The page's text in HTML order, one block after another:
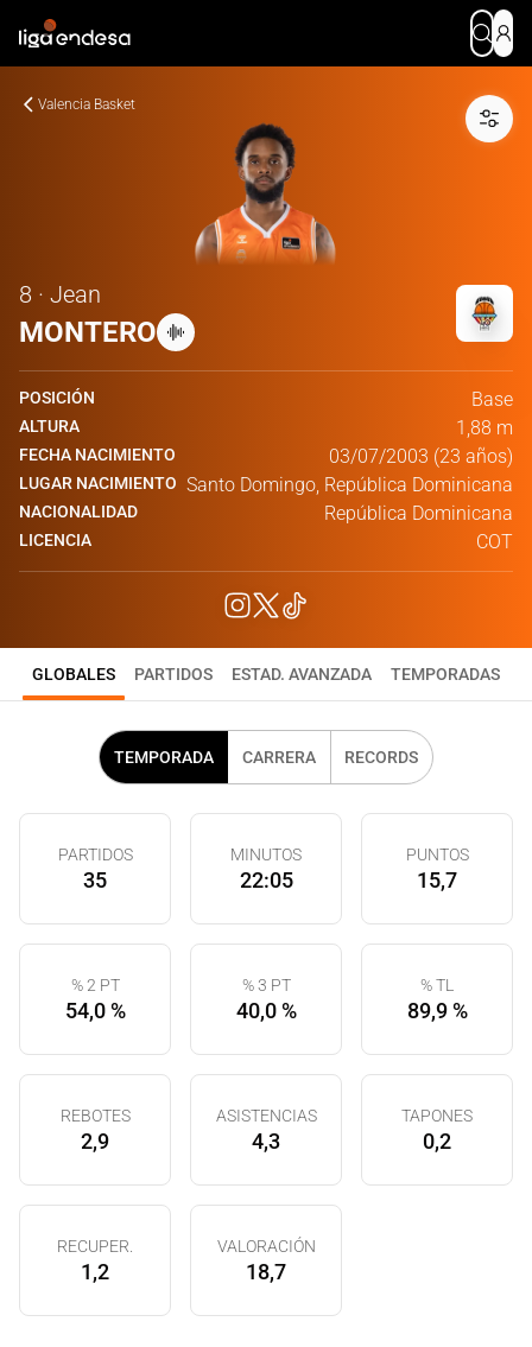
Valencia Basket
8 · Jean
MONTERO
POSICIÓN Base
ALTURA 1,88 m
FECHA NACIMIENTO 03/07/2003 (23 años)
LUGAR NACIMIENTO Santo Domingo, República Dominicana
NACIONALIDAD República Dominicana
LICENCIA COT
GLOBALES PARTIDOS ESTAD. AVANZADA TEMPORADAS
TEMPORADA CARRERA RECORDS
PARTIDOS
35
MINUTOS
22:05
PUNTOS
15,7
% 2 PT
54,0 %
% 3 PT
40,0 %
% TL
89,9 %
REBOTES
2,9
ASISTENCIAS
4,3
TAPONES
0,2
RECUPER.
1,2
VALORACIÓN
18,7